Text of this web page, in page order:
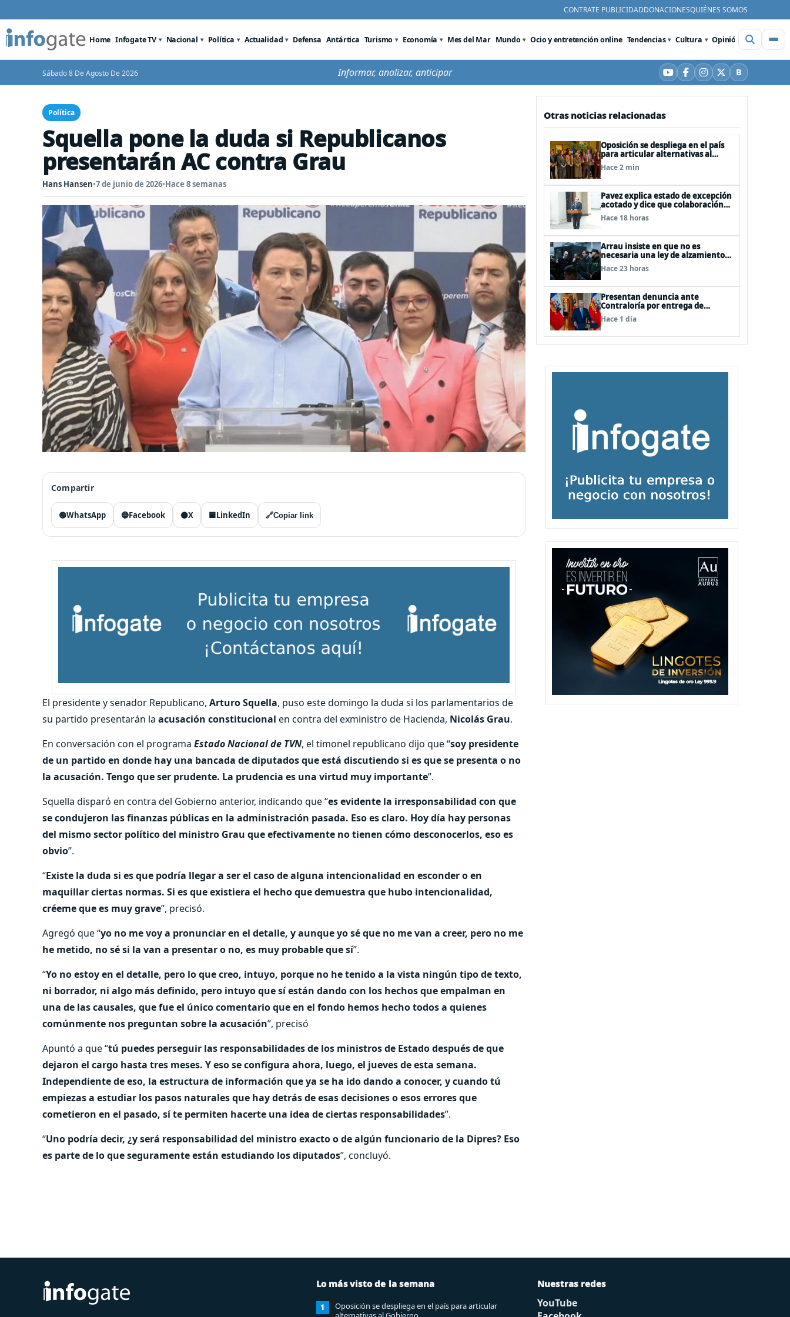
CONTRATE PUBLICIDADDONACIONESQUIÉNES SOMOS
Home Infogate TV Nacional Política Actualidad Defensa Antártica Turismo Economía Mes del Mar Mundo Ocio y entretención online Tendencias Cultura Opinión Videos
Sábado 8 De Agosto De 2026 Informar, analizar, anticipar YouTube
Facebook
Instagram
X BBluesky
Política
Squella pone la duda si Republicanos
presentarán AC contra Grau
Hans Hansen•7 de junio de 2026•Hace 8 semanas
Compartir
🟢WhatsApp 🔵Facebook ⚫X 🟦LinkedIn 🔗Copiar link
El presidente y senador Republicano, Arturo Squella, puso este domingo la duda si los parlamentarios de
su partido presentarán la acusación constitucional en contra del exministro de Hacienda, Nicolás Grau.
En conversación con el programa Estado Nacional de TVN, el timonel republicano dijo que “soy presidente
de un partido en donde hay una bancada de diputados que está discutiendo si es que se presenta o no
la acusación. Tengo que ser prudente. La prudencia es una virtud muy importante”.
Squella disparó en contra del Gobierno anterior, indicando que “es evidente la irresponsabilidad con que
se condujeron las finanzas públicas en la administración pasada. Eso es claro. Hoy día hay personas
del mismo sector político del ministro Grau que efectivamente no tienen cómo desconocerlos, eso es
obvio”.
“Existe la duda si es que podría llegar a ser el caso de alguna intencionalidad en esconder o en
maquillar ciertas normas. Si es que existiera el hecho que demuestra que hubo intencionalidad,
créeme que es muy grave”, precisó.
Agregó que “yo no me voy a pronunciar en el detalle, y aunque yo sé que no me van a creer, pero no me
he metido, no sé si la van a presentar o no, es muy probable que sí”.
“Yo no estoy en el detalle, pero lo que creo, intuyo, porque no he tenido a la vista ningún tipo de texto,
ni borrador, ni algo más definido, pero intuyo que sí están dando con los hechos que empalman en
una de las causales, que fue el único comentario que en el fondo hemos hecho todos a quienes
comúnmente nos preguntan sobre la acusación”, precisó
Apuntó a que “tú puedes perseguir las responsabilidades de los ministros de Estado después de que
dejaron el cargo hasta tres meses. Y eso se configura ahora, luego, el jueves de esta semana.
Independiente de eso, la estructura de información que ya se ha ido dando a conocer, y cuando tú
empiezas a estudiar los pasos naturales que hay detrás de esas decisiones o esos errores que
cometieron en el pasado, sí te permiten hacerte una idea de ciertas responsabilidades”.
“Uno podría decir, ¿y será responsabilidad del ministro exacto o de algún funcionario de la Dipres? Eso
es parte de lo que seguramente están estudiando los diputados”, concluyó.
Otras noticias relacionadas
Oposición se despliega en el país
para articular alternativas al
Gobierno
Hace 2 min
Pavez explica estado de excepción
acotado y dice que colaboración
entre FFAA y policías, “es algo del
todo pertinente analizar”
Hace 18 horas
Arrau insiste en que no es
necesaria una ley de alzamiento
del secreto bancario, porque ya
existe
Hace 23 horas
Presentan denuncia ante
Contraloría por entrega de
información falsa del Pdte Kast en
cadena nacional
Hace 1 día
Lo más visto de la semana
1
Oposición se despliega en el país para articular
Nuestras redes
YouTube